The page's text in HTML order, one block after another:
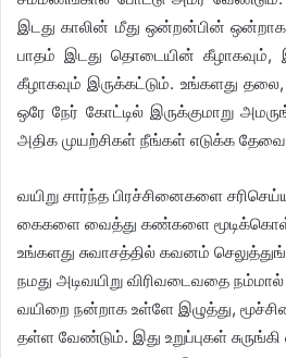
இடது காலின் மீது ஒன்றன்பின் ஒன்றாக
பாதம் இடது தொடையின் கீழாகவும்,
கீழாகவும் இருக்கட்டும். உங்களது
ஒரே நேர் கோட்டில் இருக்குமாறு
அதிக முயற்சிகள் நீங்கள் எடுக்க
வயிறு சார்ந்த பிரச்சினைகளை
கைகளை வைத்து கண்களை
உங்களது சுவாசத்தில் கவனம்
நமது அடிவயிறு விரிவடைவதை நம்மால்
வயிறை நன்றாக உள்ளே இழுத்து,
தள்ள வேண்டும். இது உறுப்புகள் சுருங்கி